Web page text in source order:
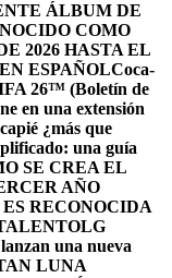
ÁLBUM DE
COMO
2026 HASTA EL
ESPAÑOLCoca-
26™ (Boletín de
en una extensión
¿más que
una guía
SE CREA EL
AÑO
RECONOCIDA
LG
una nueva
LUNA